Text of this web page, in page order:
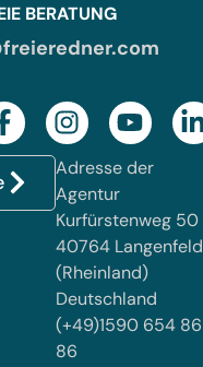
BERATUNG
Adresse der
Agentur
Kurfürstenweg 50
40764 Langenfeld
(Rheinland)
Deutschland
(+49)1590 654 86
86